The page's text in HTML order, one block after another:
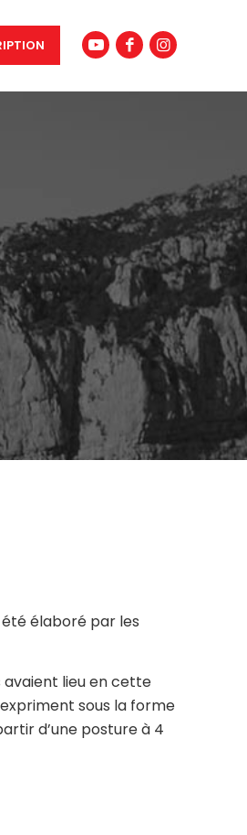
élaboré par les
avaient lieu en cette
sous la forme
d’une posture à 4